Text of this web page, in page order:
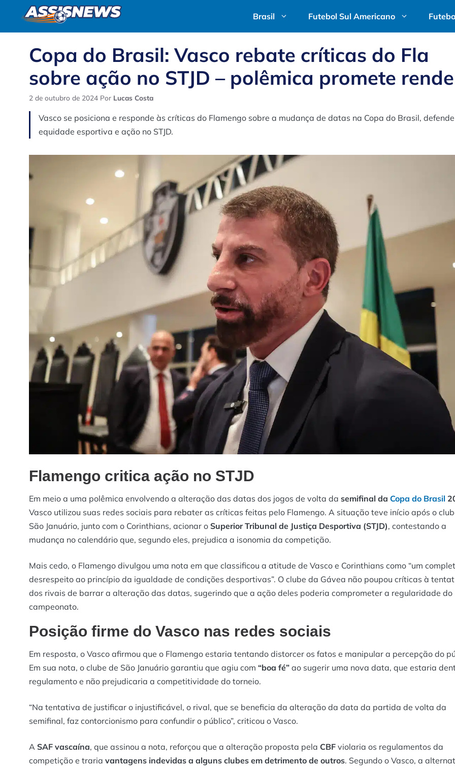
o
conteúdo
Brasil Futebol Sul Americano
Copa do Brasil: Vasco rebate críticas do Fla
sobre ação no STJD – polêmica promete
2 de outubro de 2024 Por Lucas Costa
Vasco se posiciona e responde às críticas do Flamengo sobre a mudança de datas na Copa do Brasil,
equidade esportiva e ação no STJD.
Flamengo critica ação no STJD
Em meio a uma polêmica envolvendo a alteração das datas dos jogos de volta da semifinal da Copa do Brasil
Vasco utilizou suas redes sociais para rebater as críticas feitas pelo Flamengo. A situação teve início após o
São Januário, junto com o Corinthians, acionar o Superior Tribunal de Justiça Desportiva (STJD), contestando a
mudança no calendário que, segundo eles, prejudica a isonomia da competição.
Mais cedo, o Flamengo divulgou uma nota em que classificou a atitude de Vasco e Corinthians como “um
desrespeito ao princípio da igualdade de condições desportivas”. O clube da Gávea não poupou críticas à
dos rivais de barrar a alteração das datas, sugerindo que a ação deles poderia comprometer a regularidade do
campeonato.
Posição firme do Vasco nas redes sociais
Em resposta, o Vasco afirmou que o Flamengo estaria tentando distorcer os fatos e manipular a percepção do
Em sua nota, o clube de São Januário garantiu que agiu com “boa fé” ao sugerir uma nova data, que estaria
regulamento e não prejudicaria a competitividade do torneio.
“Na tentativa de justificar o injustificável, o rival, que se beneficia da alteração da data da partida de volta da
semifinal, faz contorcionismo para confundir o público”, criticou o Vasco.
A SAF vascaína, que assinou a nota, reforçou que a alteração proposta pela CBF violaria os regulamentos da
competição e traria vantagens indevidas a alguns clubes em detrimento de outros. Segundo o Vasco, a